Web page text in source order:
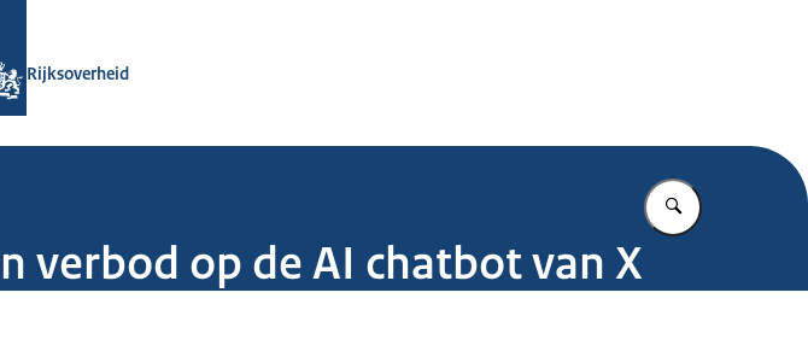
Rijksoverheid
Vul in wat u
verbod op de AI chatbot van X